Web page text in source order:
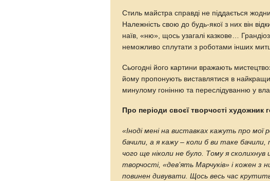
Стиль майстра справдi не пiддається
Належнiсть свою до будь-якої з них вiн
наїв, «ню», щось узагалi казкове…
неможливо сплутати з роботами iнших
Сьогодні його картини вражають
йому пропонують виставлятися в
минулому гонінню та переслідуванню у
Про періоди своєї творчості художник
«Іноді мені на виставках кажуть про
бачили, а я кажу – коли б ви таке
чого ще ніколи не було. Тому я сколихнув
творчості, «дев’ять Марчуків» і кожен з
повинен дивувати. Щось весь час